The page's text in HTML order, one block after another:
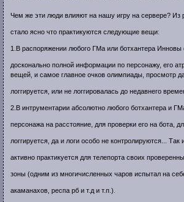
Чем же эти люди влияют на нашу игру на сервере? Из
стало ясно что практикуются следующие вещи:
1.В распоряжении любого ГМа или ботхантера Инновы
досконально полной информации по персонажу, его
вещей, и самое главное очков олимпиады, просмотр
логгируется, или не логгировалась до недавнего
2.В интрументарии абсолютно любого ботхантера и
персонажа на расстояние, для проверки его на бота,
логгируется, да и логи особо не контролируются...
активно практикуется для телепорта своих
зоны (одним из многичисленных чаров испытал на
акаманахов, респа рб и т.д и т.п.).